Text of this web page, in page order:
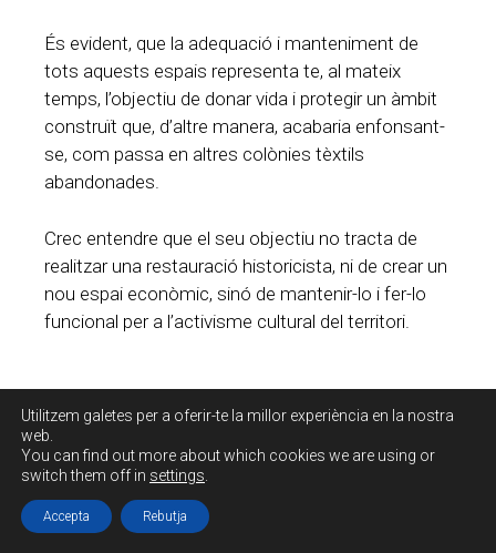
És evident, que la adequació i manteniment de
tots aquests espais representa te, al mateix
temps, l’objectiu de donar vida i protegir un àmbit
construït que, d’altre manera, acabaria enfonsant-
se, com passa en altres colònies tèxtils
abandonades.
Crec entendre que el seu objectiu no tracta de
realitzar una restauració historicista, ni de crear un
nou espai econòmic, sinó de mantenir-lo i fer-lo
funcional per a l’activisme cultural del territori.
Utilitzem galetes per a oferir-te la millor experiència en la nostra
web.
You can find out more about which cookies we are using or
switch them off in settings
Accepta Rebutja